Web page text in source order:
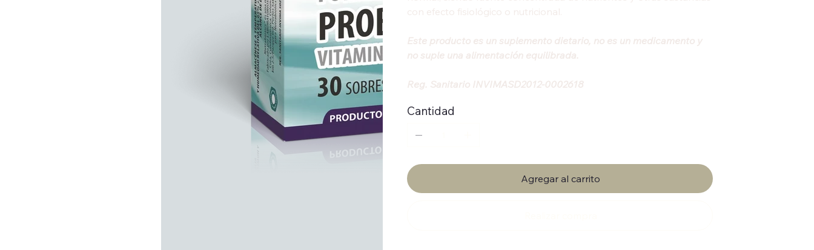
con efecto fisiológico o nutricional.
Este producto es un suplemento dietario, no es un medicamento y
no suple una alimentación equilibrada.
Reg. Sanitario INVIMASD2012-0002618
Cantidad
Agregar al carrito